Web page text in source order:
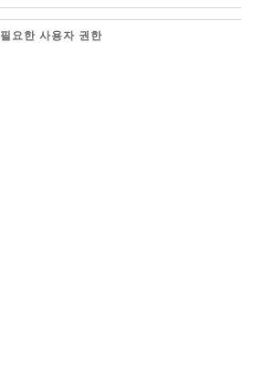
필요한 사용자 권한
및 범주를 만들었는지 확인합니다. 또한
음,
나 이상의 상품을 할당할 범주를 클릭합
Products(차량 금융 상품)를 선택
Automotive Lease(자동차 대출 및 자
합니다.